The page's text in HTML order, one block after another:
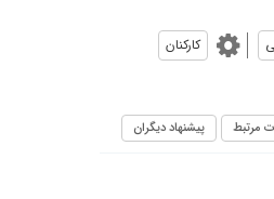
کارکنان
مرتبط پیشنهاد دیگران